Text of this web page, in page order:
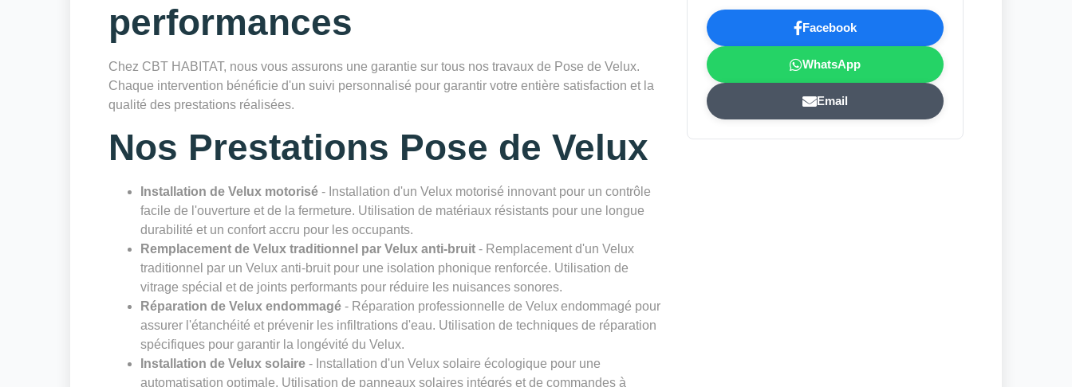
performances
Chez CBT HABITAT, nous vous assurons une garantie sur tous nos travaux de Pose de Velux.
Chaque intervention bénéficie d'un suivi personnalisé pour garantir votre entière satisfaction et la
qualité des prestations réalisées.
Nos Prestations Pose de Velux
Installation de Velux motorisé - Installation d'un Velux motorisé innovant pour un contrôle
facile de l'ouverture et de la fermeture. Utilisation de matériaux résistants pour une longue
durabilité et un confort accru pour les occupants.
Remplacement de Velux traditionnel par Velux anti-bruit - Remplacement d'un Velux
traditionnel par un Velux anti-bruit pour une isolation phonique renforcée. Utilisation de
vitrage spécial et de joints performants pour réduire les nuisances sonores.
Réparation de Velux endommagé - Réparation professionnelle de Velux endommagé pour
assurer l'étanchéité et prévenir les infiltrations d'eau. Utilisation de techniques de réparation
spécifiques pour garantir la longévité du Velux.
Installation de Velux solaire - Installation d'un Velux solaire écologique pour une
automatisation optimale. Utilisation de panneaux solaires intégrés et de commandes à
Facebook
WhatsApp
Email